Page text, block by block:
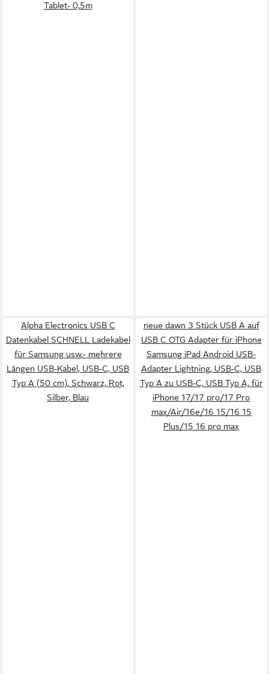
Tablet- 0,5m
Alpha Electronics USB C
Datenkabel SCHNELL Ladekabel
für Samsung usw.- mehrere
Längen USB-Kabel, USB-C, USB
Typ A (50 cm), Schwarz, Rot,
Silber, Blau
neue dawn 3 Stück USB A auf
USB C OTG Adapter für iPhone
Samsung iPad Android USB-
Adapter Lightning, USB-C, USB
Typ A zu USB-C, USB Typ A, für
iPhone 17/17 pro/17 Pro
max/Air/16e/16 15/16 15
Plus/15 16 pro max